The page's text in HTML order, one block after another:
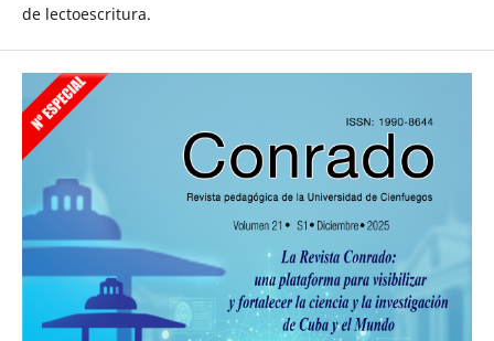
de lectoescritura.